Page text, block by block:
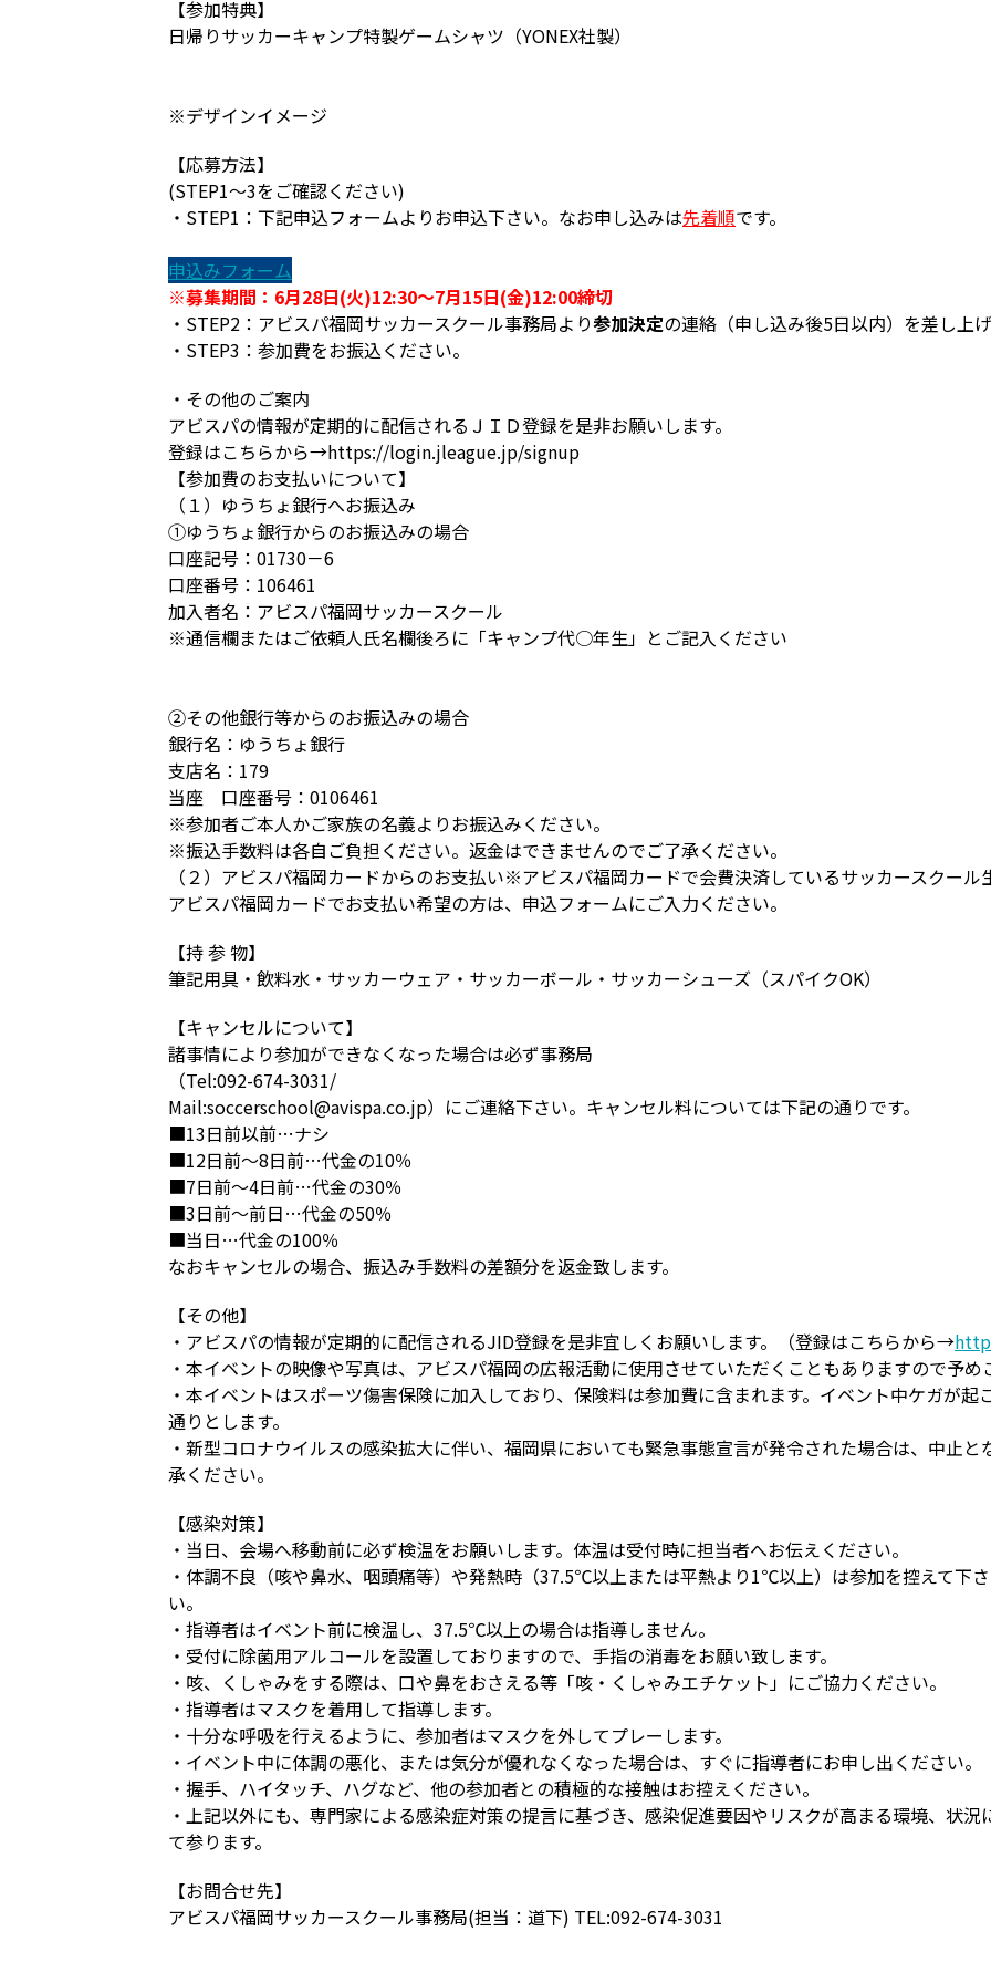
【参加特典】
日帰りサッカーキャンプ特製ゲームシャツ（YONEX社製）
※デザインイメージ
【応募方法】
(STEP1～3をご確認ください)
・STEP1：下記申込フォームよりお申込下さい。なお申し込みは先着順です。
申込みフォーム
※募集期間：6月28日(火)12:30～7月15日(金)12:00締切
・STEP2：アビスパ福岡サッカースクール事務局より参加決定の連絡（申し込み後5日以内）を差し上
・STEP3：参加費をお振込ください。
・その他のご案内
アビスパの情報が定期的に配信されるＪＩＤ登録を是非お願いします。
登録はこちらから→https://login.jleague.jp/signup
【参加費のお支払いについて】
（１）ゆうちょ銀行へお振込み
①ゆうちょ銀行からのお振込みの場合
口座記号：01730－6
口座番号：106461
加入者名：アビスパ福岡サッカースクール
※通信欄またはご依頼人氏名欄後ろに「キャンプ代○年生」とご記入ください
②その他銀行等からのお振込みの場合
銀行名：ゆうちょ銀行
支店名：179
当座 口座番号：0106461
※参加者ご本人かご家族の名義よりお振込みください。
※振込手数料は各自ご負担ください。返金はできませんのでご了承ください。
（２）アビスパ福岡カードからのお支払い※アビスパ福岡カードで会費決済しているサッカースクール
アビスパ福岡カードでお支払い希望の方は、申込フォームにご入力ください。
【持 参 物】
筆記用具・飲料水・サッカーウェア・サッカーボール・サッカーシューズ（スパイクOK）
【キャンセルについて】
諸事情により参加ができなくなった場合は必ず事務局
（Tel:092-674-3031/
Mail:soccerschool@avispa.co.jp）にご連絡下さい。キャンセル料については下記の通りです。
■13日前以前…ナシ
■12日前～8日前…代金の10％
■7日前～4日前…代金の30％
■3日前～前日…代金の50％
■当日…代金の100％
なおキャンセルの場合、振込み手数料の差額分を返金致します。
【その他】
・アビスパの情報が定期的に配信されるJID登録を是非宜しくお願いします。（登録はこちらから→
・本イベントの映像や写真は、アビスパ福岡の広報活動に使用させていただくこともありますので予め
・本イベントはスポーツ傷害保険に加入しており、保険料は参加費に含まれます。イベント中ケガが
通りとします。
・新型コロナウイルスの感染拡大に伴い、福岡県においても緊急事態宣言が発令された場合は、中止
承ください。
【感染対策】
・当日、会場へ移動前に必ず検温をお願いします。体温は受付時に担当者へお伝えください。
・体調不良（咳や鼻水、咽頭痛等）や発熱時（37.5℃以上または平熱より1℃以上）は参加を控えて下
い。
・指導者はイベント前に検温し、37.5℃以上の場合は指導しません。
・受付に除菌用アルコールを設置しておりますので、手指の消毒をお願い致します。
・咳、くしゃみをする際は、口や鼻をおさえる等「咳・くしゃみエチケット」にご協力ください。
・指導者はマスクを着用して指導します。
・十分な呼吸を行えるように、参加者はマスクを外してプレーします。
・イベント中に体調の悪化、または気分が優れなくなった場合は、すぐに指導者にお申し出ください。
・握手、ハイタッチ、ハグなど、他の参加者との積極的な接触はお控えください。
・上記以外にも、専門家による感染症対策の提言に基づき、感染促進要因やリスクが高まる環境、状
て参ります。
【お問合せ先】
アビスパ福岡サッカースクール事務局(担当：道下) TEL:092-674-3031